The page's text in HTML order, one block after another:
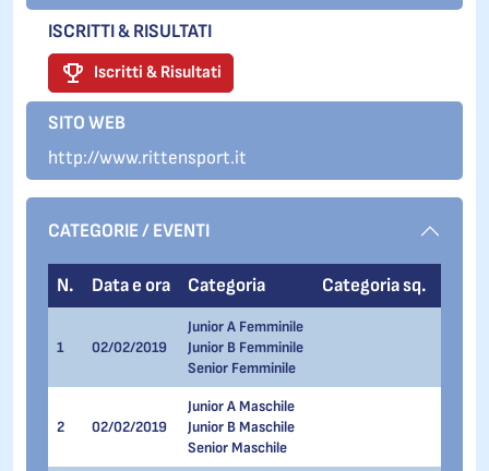
ISCRITTI & RISULTATI
Iscritti & Risultati
SITO WEB
http://www.rittensport.it
CATEGORIE / EVENTI
N. Data e ora Categoria Categoria sq.
1 02/02/2019
Junior A Femminile
Junior B Femminile
Senior Femminile
2 02/02/2019
Junior A Maschile
Junior B Maschile
Senior Maschile